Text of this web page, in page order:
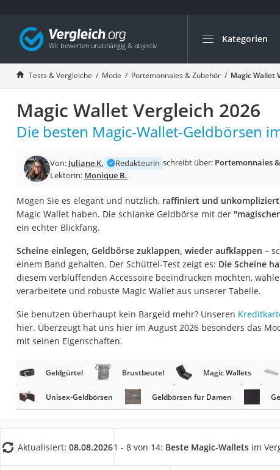
Kategorien
Die beliebtesten
Mode
Boxershorts
Cellulite-Leggings
Herrensocken
Hausschuhe Herren
Suunto-Uhr
Überzieh-
Sneaker Herren
Geldbörse Herren
Lederhose
Ausweishülle
Tests & Vergleiche Mode Portemonnaies & Zubehör Magic Wallet
Magic Wallet Vergleich 2026
Die besten Magic-Wallet-Geldbörsen
Von: Juliane K. Redakteurin schreibt über: Portemonnaies
Lektorin: Monique B.
Mögen Sie es elegant und nützlich, raffiniert und unkompliziert
Magic Wallet haben. Die schlanke Geldbörse mit der
ein echter Blickfang.
Scheine einlegen, Geldbörse zuklappen, wieder aufklappen –
einem Band gehalten. Der Schüttel-Test zeigt es: Die Scheine
diesem verblüffenden Accessoire beeindrucken möchten,
verarbeitete und robuste Magic Wallet aus unserer Tabelle.
Sie benutzen überhaupt kein Bargeld mehr? Unseren
hier. Überzeugt hat uns hier im August 2026 besonders das
mit seinen Eigenschaften.
Geldgürtel Brustbeutel Magic Wallets
Unisex-Geldbörsen Geldbörsen für Damen
Aktualisiert: 08.08.20261 - 8 von 14: Beste Magic-Wallets im